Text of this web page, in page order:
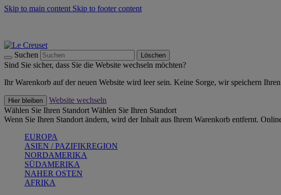
Skip to main content Skip to footer content
Suchen Löschen
Sind Sie sicher, dass Sie die Website wechseln möchten?
Ihr Warenkorb auf der neuen Website wird leer sein. Keine Sorge, wir speichern
Hier bleiben
Website wechseln
Wählen Sie Ihren Standort Wählen Sie Ihren Standort
Wenn Sie Ihren Standort ändern, wird der Inhalt aus Ihrem Warenkorb entfernt.
EUROPA
ASIEN / PAZIFIKREGION
NORDAMERIKA
SÜDAMERIKA
NAHER OSTEN
AFRIKA